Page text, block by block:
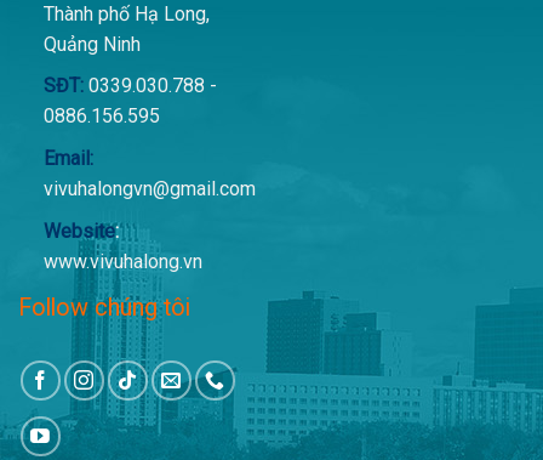
Thành phố Hạ Long,
Quảng Ninh
SĐT:0339.030.788 -
0886.156.595
Email:
vivuhalongvn@gmail.com
Website:
www.vivuhalong.vn
Follow chúng tôi